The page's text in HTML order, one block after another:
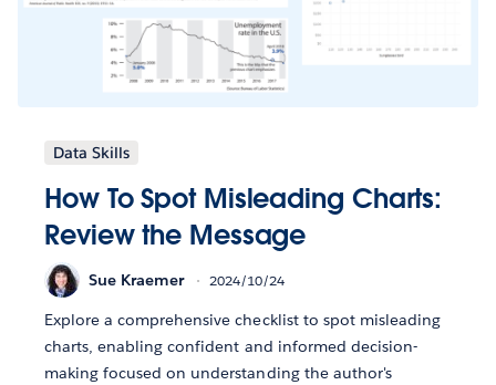
Data Skills
How To Spot Misleading Charts:
Review the Message
Sue Kraemer 2024/10/24
Explore a comprehensive checklist to spot misleading
charts, enabling confident and informed decision-
making focused on understanding the author's